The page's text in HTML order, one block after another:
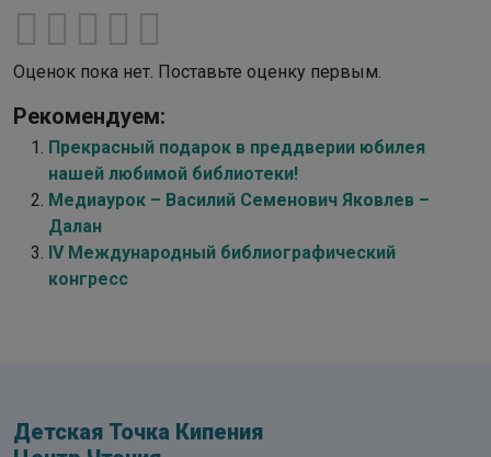
Оценок пока нет. Поставьте оценку первым.
Рекомендуем:
Прекрасный подарок в преддверии юбилея
нашей любимой библиотеки!
Медиаурок – Василий Семенович Яковлев –
Далан
IV Международный библиографический
конгресс
Детская Точка Кипения